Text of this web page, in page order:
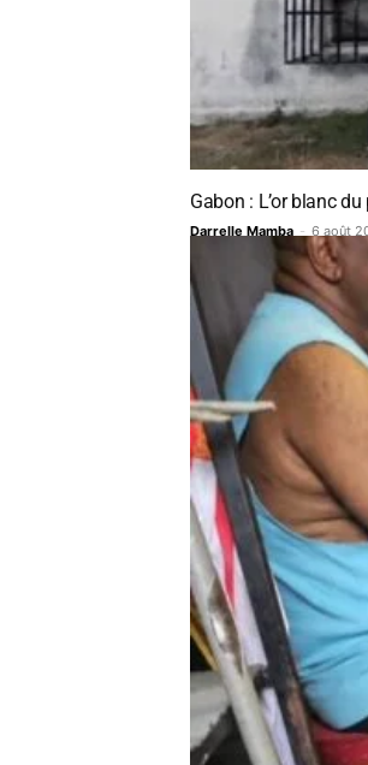
Gabon : L’or blanc
Darrelle Mamba - 6 août